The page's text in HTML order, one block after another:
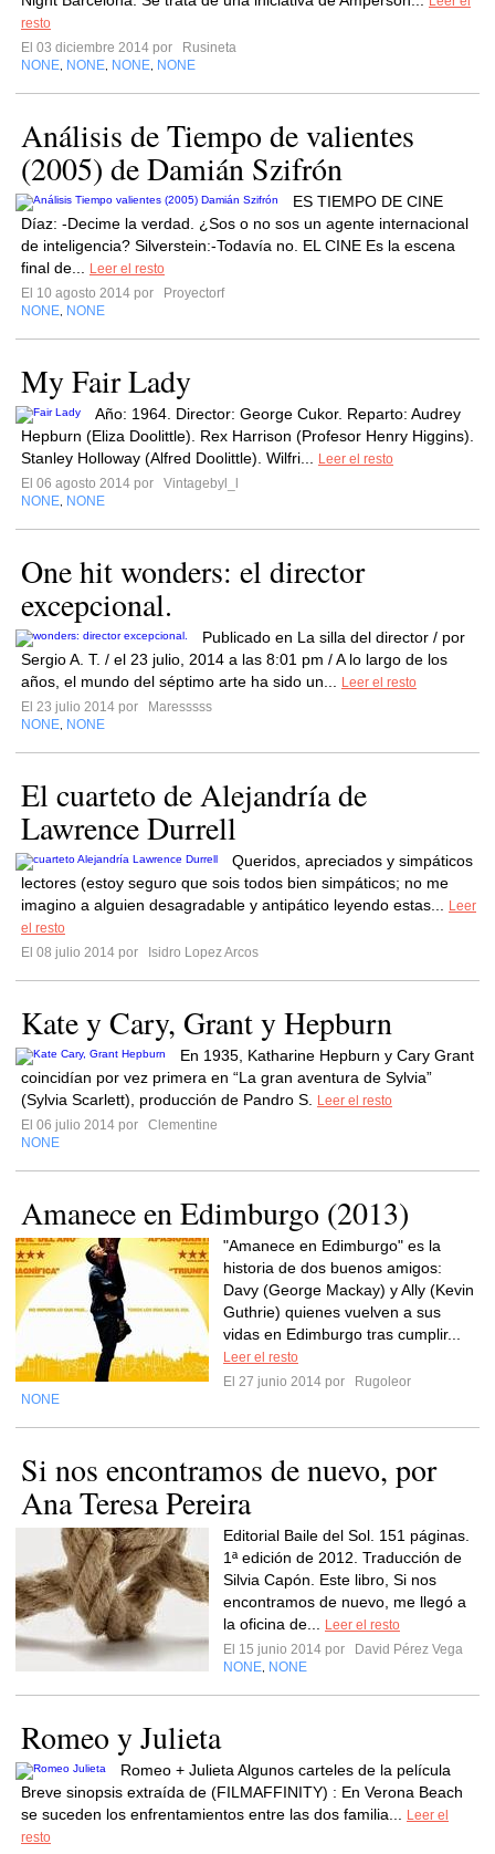
resto
El 03 diciembre 2014 por
Rusineta
NONE NONE NONE NONE
Análisis de Tiempo de valientes
(2005) de Damián Szifrón
ES TIEMPO DE CINE
Díaz: -Decime la verdad. ¿Sos o no sos un agente internacional
de inteligencia? Silverstein:-Todavía no. EL CINE Es la escena
final de...
Leer el resto
El 10 agosto 2014 por
Proyectorf
NONE NONE
My Fair Lady
Año: 1964. Director: George Cukor. Reparto: Audrey
Hepburn (Eliza Doolittle). Rex Harrison (Profesor Henry Higgins).
Stanley Holloway (Alfred Doolittle). Wilfri...
Leer el resto
El 06 agosto 2014 por
Vintagebyl_l
NONE NONE
One hit wonders: el director
excepcional.
Publicado en La silla del director / por
Sergio A. T. / el 23 julio, 2014 a las 8:01 pm / A lo largo de los
años, el mundo del séptimo arte ha sido un...
Leer el resto
El 23 julio 2014 por
Maresssss
NONE NONE
El cuarteto de Alejandría de
Lawrence Durrell
Queridos, apreciados y simpáticos
lectores (estoy seguro que sois todos bien simpáticos; no me
imagino a alguien desagradable y antipático leyendo estas...
Leer
el resto
El 08 julio 2014 por
Isidro Lopez Arcos
Kate y Cary, Grant y Hepburn
En 1935, Katharine Hepburn y Cary Grant
coincidían por vez primera en “La gran aventura de Sylvia”
(Sylvia Scarlett), producción de Pandro S.
Leer el resto
El 06 julio 2014 por
Clementine
NONE
Amanece en Edimburgo (2013)
"Amanece en Edimburgo" es la
historia de dos buenos amigos:
Davy (George Mackay) y Ally (Kevin
Guthrie) quienes vuelven a sus
vidas en Edimburgo tras cumplir...
Leer el resto
El 27 junio 2014 por
Rugoleor
NONE
Si nos encontramos de nuevo, por
Ana Teresa Pereira
Editorial Baile del Sol. 151 páginas.
1ª edición de 2012. Traducción de
Silvia Capón. Este libro, Si nos
encontramos de nuevo, me llegó a
la oficina de...
Leer el resto
El 15 junio 2014 por
David Pérez Vega
NONE NONE
Romeo y Julieta
Romeo + Julieta Algunos carteles de la película
Breve sinopsis extraída de (FILMAFFINITY) : En Verona Beach
se suceden los enfrentamientos entre las dos familia...
Leer el
resto